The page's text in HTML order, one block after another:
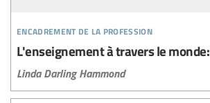
encadrement de la profession
L'enseignement à travers le monde:
Linda Darling Hammond